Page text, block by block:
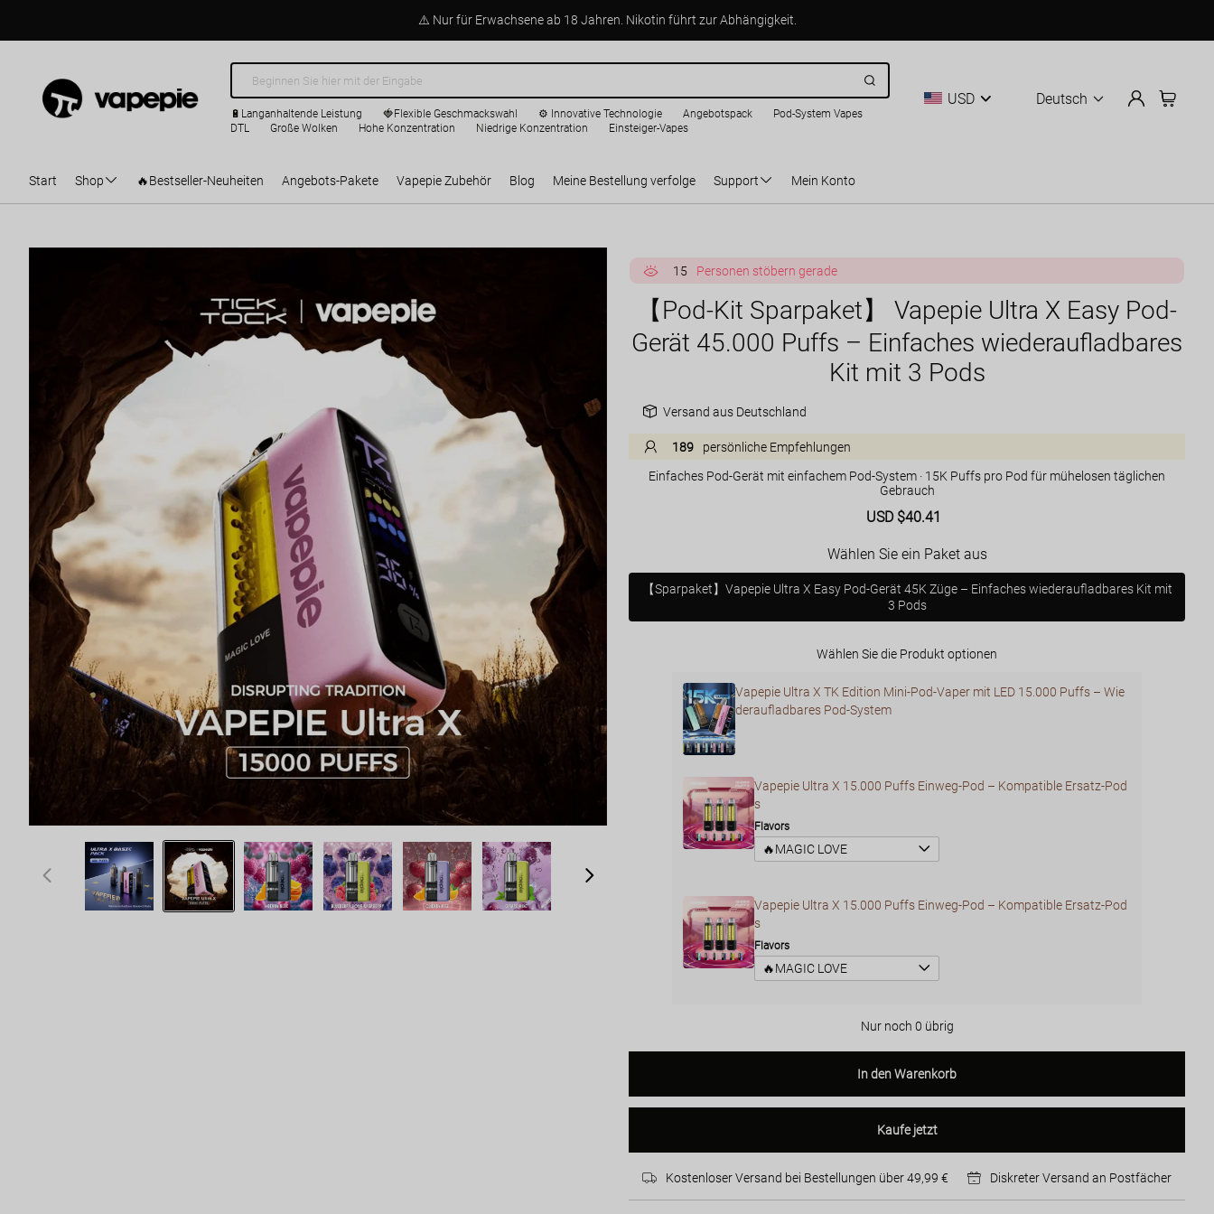
Vapepie EU – Hochwertige Einweg-Vapes online kaufen⚠️ Nur für Erwachsene ab 18 Jahren. Nikotin führt zur Abhängigkeit.
🔋Langanhaltende Leistung 🍓Flexible Geschmackswahl ⚙️ Innovative Technologie Angebotspack
Pod-System Vapes
DTL
Große Wolken Hohe Konzentration Niedrige Konzentration Einsteiger-Vapes
USD Deutsch
Start Shop 🔥Bestseller-Neuheiten Angebots-Pakete Vapepie Zubehör Blog Meine Bestellung verfolge Support Mein Konto
15 Personen stöbern gerade
【Pod-Kit Sparpaket】 Vapepie Ultra X Easy Pod-
Gerät 45.000 Puffs – Einfaches wiederaufladbares
Kit mit 3 Pods
Versand aus Deutschland
189 persönliche Empfehlungen
Einfaches Pod-Gerät mit einfachem Pod-System · 15K Puffs pro Pod für mühelosen täglichen
Gebrauch
Sale
USD $40.41
Wählen Sie ein Paket aus
【Sparpaket】Vapepie Ultra X Easy Pod-Gerät 45K Züge – Einfaches wiederaufladbares Kit mit
3 Pods
Wählen Sie die Produkt optionen
Vapepie Ultra X TK Edition Mini-Pod-Vaper mit LED 15.000 Puffs – Wie
deraufladbares Pod-System
Vapepie Ultra X 15.000 Puffs Einweg-Pod – Kompatible Ersatz-Pod
s
Flavors
Vapepie Ultra X 15.000 Puffs Einweg-Pod – Kompatible Ersatz-Pod
s
Flavors
Nur noch 0 übrig
In den Warenkorb
Kaufe jetzt
Kostenloser Versand bei Bestellungen über 49,99 € Diskreter Versand an Postfächer